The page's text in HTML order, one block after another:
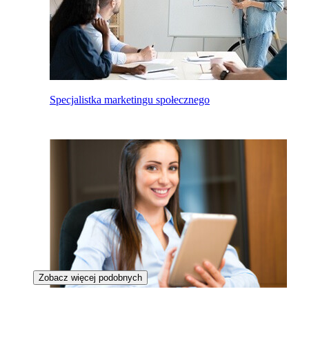
Specjalistka marketingu społecznego
Zobacz więcej podobnych